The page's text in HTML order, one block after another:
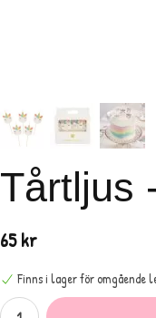
Tårtljus
65 kr
Finns i lager för omgående